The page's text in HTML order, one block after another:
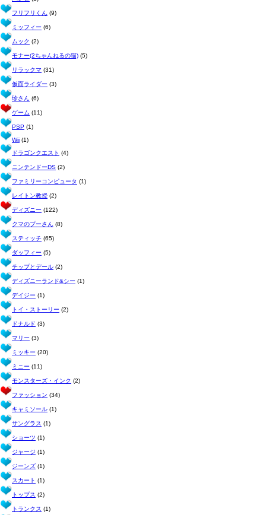
フリフリくん (9)
ミッフィー (6)
ムック (2)
モナー(2ちゃんねるの猫) (5)
リラックマ (31)
仮面ライダー (3)
珍さん (6)
ゲーム (11)
PSP (1)
Wii (1)
ドラゴンクエスト (4)
ニンテンドーDS (2)
ファミリーコンピュータ (1)
レイトン教授 (2)
ディズニー (122)
クマのプーさん (8)
スティッチ (65)
ダッフィー (5)
チップとデール (2)
ディズニーランド&シー (1)
デイジー (1)
トイ・ストーリー (2)
ドナルド (3)
マリー (3)
ミッキー (20)
ミニー (11)
モンスターズ・インク (2)
ファッション (34)
キャミソール (1)
サングラス (1)
ショーツ (1)
ジャージ (1)
ジーンズ (1)
スカート (1)
トップス (2)
トランクス (1)